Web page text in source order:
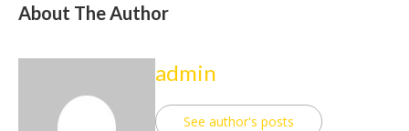
About The Author
admin
See author's posts